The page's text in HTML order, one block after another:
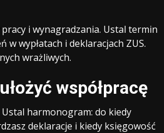
i wynagradzania. Ustal termin
wypłatach i deklaracjach ZUS.
wrażliwych.
współpracę
Ustal harmonogram: do kiedy
deklaracje i kiedy księgowość